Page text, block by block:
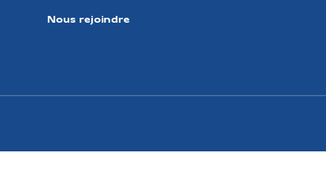
Nous rejoindre